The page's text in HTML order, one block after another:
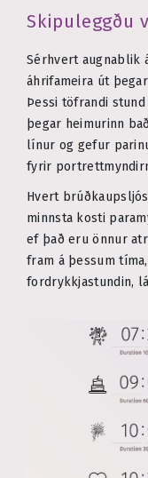
Skipuleggðu
Sérhvert augnablik
áhrifameira út
Þessi töfrandi
þegar heimurinn
línur og gefur
fyrir
Hvert
minnsta kosti
ef það eru önnur
fram á þessum
fordrykkjastundin,